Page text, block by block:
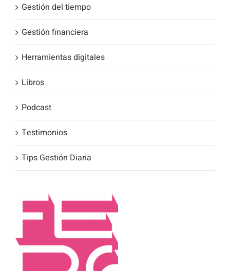
Gestión del tiempo
Gestión financiera
Herramientas digitales
Libros
Podcast
Testimonios
Tips Gestión Diaria